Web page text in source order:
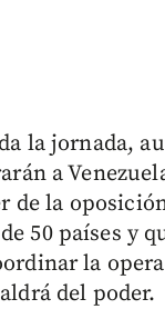
la jornada,
a
la
50 países y
la
del poder.